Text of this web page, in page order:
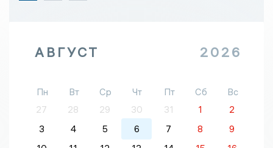
АВГУСТ 2026
Пн Вт Ср Чт Пт Сб
Вс
27
28 29 30 31 1
2
3
4 5 6 7 8
9